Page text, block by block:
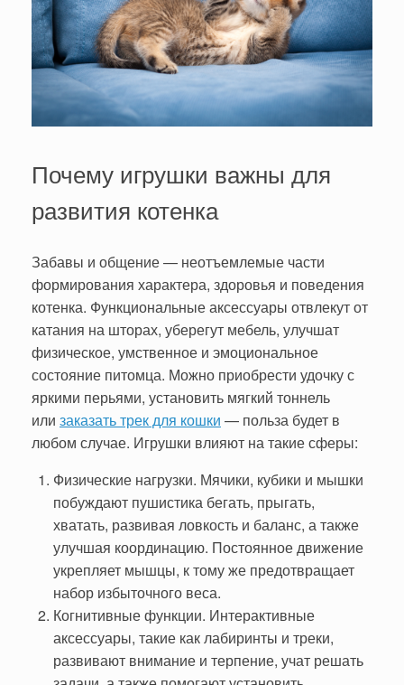
Почему игрушки важны для
развития котенка
Забавы и общение — неотъемлемые части
формирования характера, здоровья и поведения
котенка. Функциональные аксессуары отвлекут от
катания на шторах, уберегут мебель, улучшат
физическое, умственное и эмоциональное
состояние питомца. Можно приобрести удочку с
яркими перьями, установить мягкий тоннель
или заказать трек для кошки — польза будет в
любом случае. Игрушки влияют на такие сферы:
Физические нагрузки. Мячики, кубики и мышки
побуждают пушистика бегать, прыгать,
хватать, развивая ловкость и баланс, а также
улучшая координацию. Постоянное движение
укрепляет мышцы, к тому же предотвращает
набор избыточного веса.
Когнитивные функции. Интерактивные
аксессуары, такие как лабиринты и треки,
развивают внимание и терпение, учат решать